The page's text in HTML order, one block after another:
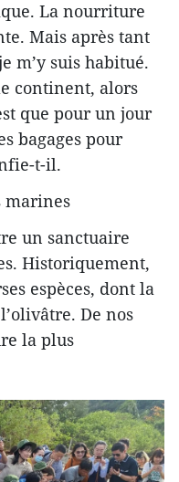
La nourriture
Mais après tant
m’y suis habitué.
continent, alors
que pour un jour
bagages pour
t-il.
marines
un sanctuaire
Historiquement,
espèces, dont la
De nos
la plus